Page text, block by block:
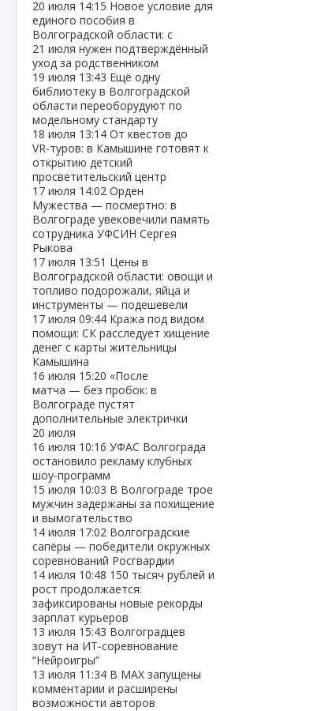
20 июля 14:15 Новое условие для
единого пособия в
Волгоградской области: с
21 июля нужен подтверждённый
уход за родственником
19 июля 13:43 Ещё одну
библиотеку в Волгоградской
области переоборудуют по
модельному стандарту
18 июля 13:14 От квестов до
VR‑туров: в Камышине готовят к
открытию детский
просветительский центр
17 июля 14:02 Орден
Мужества — посмертно: в
Волгограде увековечили память
сотрудника УФСИН Сергея
Рыкова
17 июля 13:51 Цены в
Волгоградской области: овощи и
топливо подорожали, яйца и
инструменты — подешевели
17 июля 09:44 Кража под видом
помощи: СК расследует хищение
денег с карты жительницы
Камышина
16 июля 15:20 «После
матча — без пробок: в
Волгограде пустят
дополнительные электрички
20 июля
16 июля 10:16 УФАС Волгограда
остановило рекламу клубных
шоу‑программ
15 июля 10:03 В Волгограде трое
мужчин задержаны за похищение
и вымогательство
14 июля 17:02 Волгоградские
сапёры — победители окружных
соревнований Росгвардии
14 июля 10:48 150 тысяч рублей и
рост продолжается:
зафиксированы новые рекорды
зарплат курьеров
13 июля 15:43 Волгоградцев
зовут на ИТ‑соревнование
“Нейроигры”
13 июля 11:34 В МАХ запущены
комментарии и расширены
возможности авторов